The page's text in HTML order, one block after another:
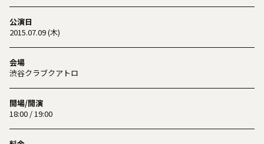
公演日
2015.07.09 (木)
会場
渋谷クラブクアトロ
開場/開演
18:00 / 19:00